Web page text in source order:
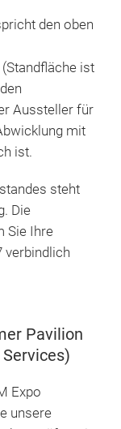
den oben
(Standfläche ist
Aussteller für
mit
ist.
steht
Die
Sie Ihre
verbindlich
Pavilion
Expo
unsere